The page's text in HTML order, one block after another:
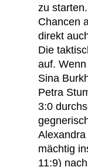
zu
Chancen
direkt
Die
auf.
Sina
Petra
3:0
mächtig
11:9)